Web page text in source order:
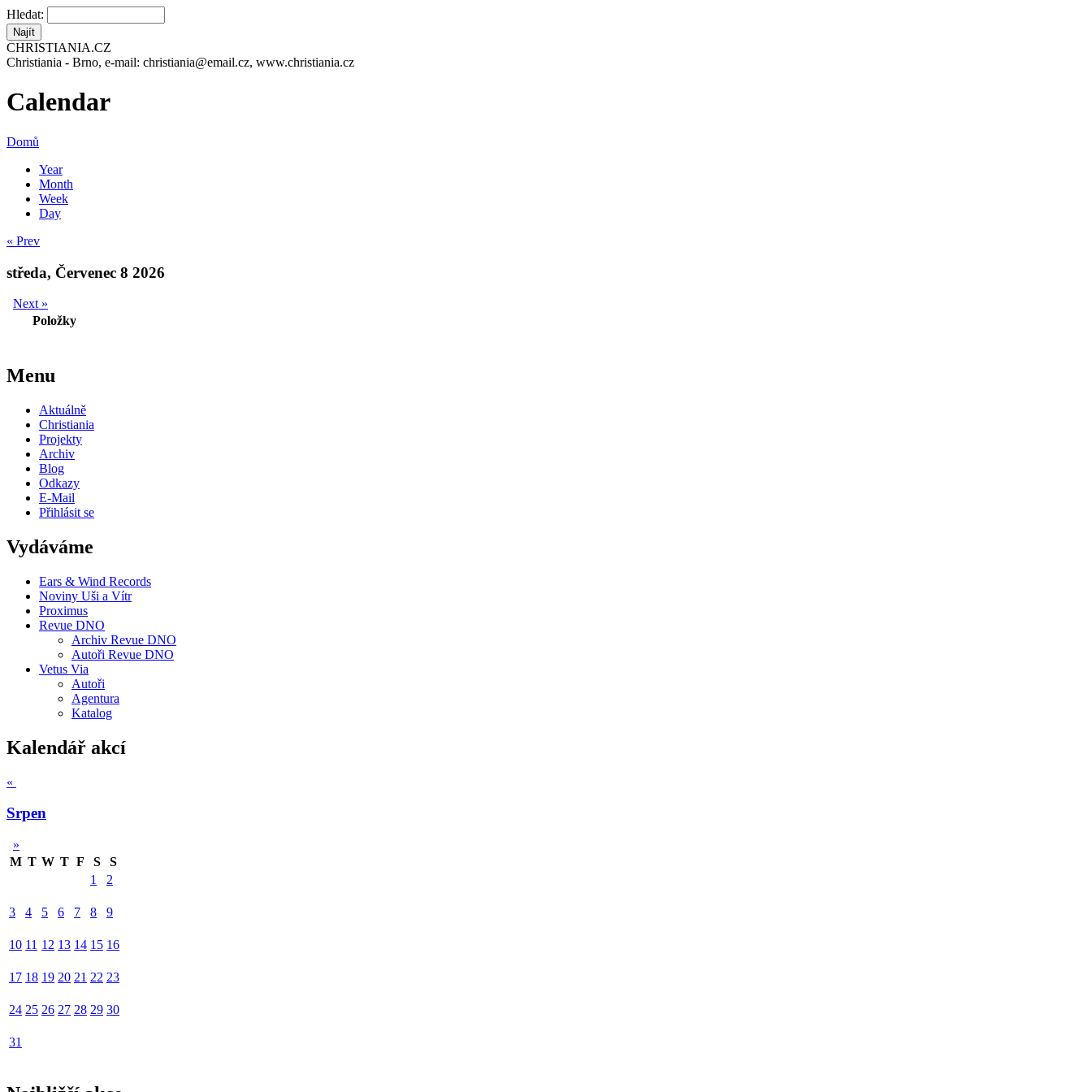
Hledat:
CHRISTIANIA.CZ
Christiania - Brno, e-mail: christiania@email.cz, www.christiania.cz
Calendar
Domů
Year
Month
Week
Day
« Prev
středa, Červenec 8 2026
Next »
Položky
Menu
Aktuálně
Christiania
Projekty
Archiv
Blog
Odkazy
E-Mail
Přihlásit se
Vydáváme
Ears & Wind Records
Noviny Uši a Vítr
Proximus
Revue DNO
Archiv Revue DNO
Autoři Revue DNO
Vetus Via
Autoři
Agentura
Katalog
Kalendář akcí
«
Srpen
»
M T W T F S
S
1
2
3 4 5 6 7 8 9
10 11 12 13 14 15 16
17 18 19 20 21 22 23
24 25 26 27 28 29 30
31